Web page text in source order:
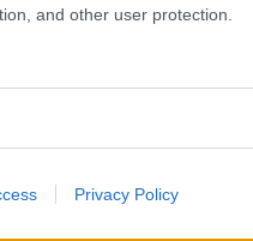
and other user protection.
Privacy Policy
között.